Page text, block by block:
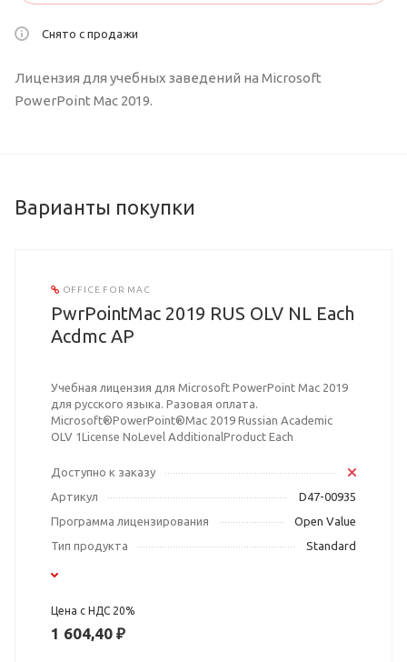
Снято с продажи
Лицензия для учебных заведений на Microsoft
PowerPoint Mac 2019.
Варианты покупки
OFFICE FOR MAC
PwrPointMac 2019 RUS OLV NL Each
Acdmc AP
Учебная лицензия для Microsoft PowerPoint Mac 2019
для русского языка. Разовая оплата.
Microsoft®PowerPoint®Mac 2019 Russian Academic
OLV 1License NoLevel AdditionalProduct Each
Доступно к заказу
Артикул
D47-00935
Программа лицензирования
Open Value
Тип продукта
Standard
Цена с НДС 20%
1 604,40 ₽